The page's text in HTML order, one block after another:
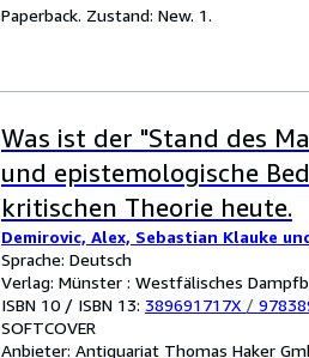
Paperback. Zustand: New. 1.
Was ist der "Stand des
und epistemologische
kritischen Theorie heute.
Demirovic, Alex, Sebastian Klauke
Sprache: Deutsch
Verlag: Münster : Westfälisches
ISBN 10 / ISBN 13: 389691717X /
SOFTCOVER
Anbieter: Antiquariat Thomas Haker